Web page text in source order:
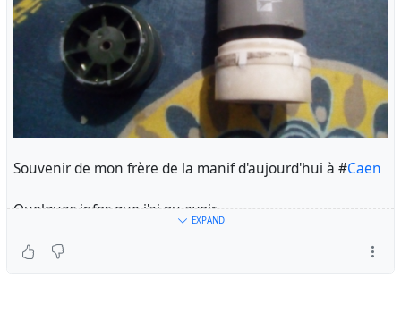
Souvenir de mon frère de la manif d'aujourd'hui à #Caen
Quelques infos que j'ai pu avoir.
Il y en avait plein par terre, ça a gazé de façon musclée et
EXPAND